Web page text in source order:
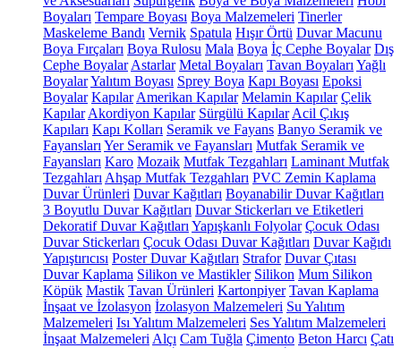
Boyaları Tempare Boyası Boya Malzemeleri Tinerler
Maskeleme Bandı Vernik Spatula Hışır Örtü Duvar Macunu
Boya Fırçaları Boya Rulosu Mala Boya İç Cephe Boyalar Dış
Cephe Boyalar Astarlar Metal Boyaları Tavan Boyaları Yağlı
BoyalarYalıtım Boyası Sprey Boya Kapı Boyası Epoksi
Boyalar Kapılar Amerikan Kapılar Melamin Kapılar Çelik
Kapılar Akordiyon Kapılar Sürgülü Kapılar Acil Çıkış
Kapıları Kapı Kolları Seramik ve Fayans Banyo Seramik ve
Fayansları Yer Seramik ve Fayansları Mutfak Seramik ve
Fayansları Karo Mozaik Mutfak Tezgahları Laminant Mutfak
Tezgahları Ahşap Mutfak Tezgahları PVC Zemin Kaplama
Duvar Ürünleri Duvar Kağıtları Boyanabilir Duvar Kağıtları
3 Boyutlu Duvar Kağıtları Duvar Stickerları ve Etiketleri
Dekoratif Duvar Kağıtları Yapışkanlı Folyolar Çocuk Odası
Duvar Stickerları Çocuk Odası Duvar Kağıtları Duvar Kağıdı
Yapıştırıcısı Poster Duvar Kağıtları Strafor Duvar Çıtası
Duvar Kaplama Silikon ve Mastikler Silikon Mum Silikon
Köpük Mastik Tavan Ürünleri Kartonpiyer Tavan Kaplama
İnşaat ve İzolasyon İzolasyon Malzemeleri Su Yalıtım
Malzemeleri Isı Yalıtım Malzemeleri Ses Yalıtım Malzemeleri
İnşaat Malzemeleri Alçı Cam Tuğla Çimento Beton Harcı Çatı